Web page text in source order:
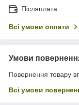
Післяплата
Всі умови оплати
Умови
Повернення товару
Всі умови